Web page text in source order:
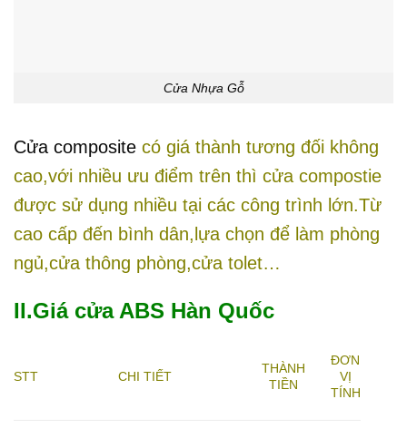
Cửa Nhựa Gỗ
Cửa composite có giá thành tương đối không
cao,với nhiều ưu điểm trên thì cửa compostie
được sử dụng nhiều tại các công trình lớn.Từ
cao cấp đến bình dân,lựa chọn để làm phòng
ngủ,cửa thông phòng,cửa tolet…
II.Giá cửa ABS Hàn Quốc
STT CHI TIẾT
THÀNH
TIỀN
ĐƠN
VỊ
TÍNH